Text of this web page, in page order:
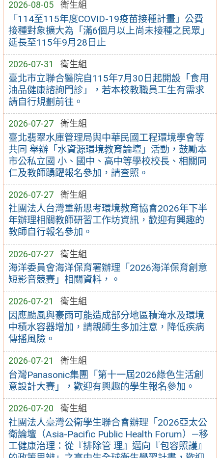
2026-08-05 衛生組
「114至115年度COVID-19疫苗接種計畫」公費
接種對象擴大為「滿6個月以上尚未接種之民眾」
延長至115年9月28日止
2026-07-31 衛生組
臺北市立聯合醫院自115年7月30日起開設「食用
油品健康諮詢門診」，若本校教職員工生有需求
請自行規劃前往。
2026-07-27 衛生組
臺北翡翠水庫管理局與中華民國工程環境學會等
共同 舉辦「水資源環境教育論壇」活動，鼓勵本
市公私立國 小、國中、高中等學校校長、相關同
仁及教師踴躍報名參加，請查照。
2026-07-27 衛生組
社團法人台灣重新思考環境教育協會2026年下半
年辦理相關教師研習工作坊資訊，歡迎有興趣的
教師自行報名參加。
2026-07-27 衛生組
海洋委員會海洋保育署辦理「2026海洋保育創意
短影音競賽」相關資料，。
2026-07-21 衛生組
因應颱風與豪雨可能造成部分地區積淹水及環境
中積水容器增加，請親師生多加注意，降低疾病
傳播風險。
2026-07-21 衛生組
台灣Panasonic集團「第十一屆2026綠色生活創
意設計大賽」，歡迎有興趣的學生報名參加。
2026-07-20 衛生組
社團法人臺灣公衛學生聯合會辦理「2026亞太公
衛論壇（Asia-Pacific Public Health Forum）—移
工健康治理：從『排除管 理』邁向『包容照護』